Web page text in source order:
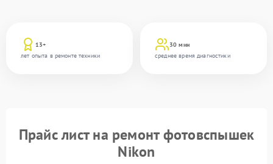
13+
лет опыта в ремонте техники
30 мин
среднее время диагностики
Прайс лист на ремонт фотовспышек
Nikon